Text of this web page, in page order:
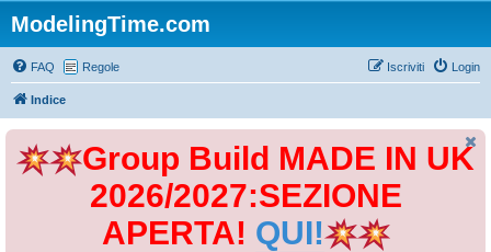
ModelingTime.com
FAQ Regole Login
Iscriviti
Indice
Group Build MADE IN UK
2026/2027:SEZIONE
APERTA! QUI!